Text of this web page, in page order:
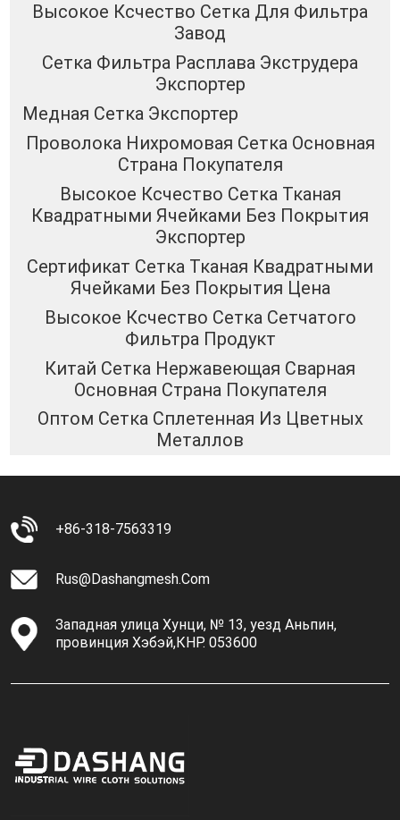
Высокое Ксчество Сетка Для Фильтра
Завод
Сетка Фильтра Расплава Экструдера
Экспортер
Медная Сетка Экспортер
Проволока Нихромовая Сетка Основная
Страна Покупателя
Высокое Ксчество Сетка Тканая
Квадратными Ячейками Без Покрытия
Экспортер
Сертификат Сетка Тканая Квадратными
Ячейками Без Покрытия Цена
Высокое Ксчество Сетка Сетчатого
Фильтра Продукт
Китай Сетка Нержавеющая Сварная
Основная Страна Покупателя
Оптом Сетка Сплетенная Из Цветных
Металлов
+86-318-7563319
Rus@dashangmesh.com
Западная улица Хунци, № 13, уезд Аньпин,
провинция Хэбэй,КНР. 053600